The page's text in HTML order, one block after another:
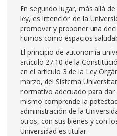
En segundo lugar, más allá
ley, es intención de la
promover y proponer una
humos como espacios
El principio de autonomía
artículo 27.10 de la
en el artículo 3 de la Ley
marzo, del Sistema
normativo adecuado para dar
mismo comprende la
administración de la
otros, con sus bienes y con
Universidad es titular.